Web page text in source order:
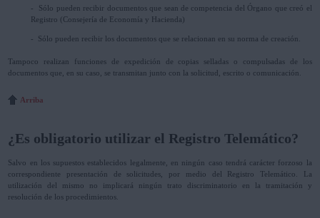
- Sólo pueden recibir documentos que sean de competencia del Órgano que creó el
Registro (Consejería de Economía y Hacienda)
- Sólo pueden recibir los documentos que se relacionan en su norma de creación.
Tampoco realizan funciones de expedición de copias selladas o compulsadas de los
documentos que, en su caso, se transmitan junto con la solicitud, escrito o comunicación.
Arriba
¿Es obligatorio utilizar el Registro Telemático?
Salvo en los supuestos establecidos legalmente, en ningún caso tendrá carácter forzoso la
correspondiente presentación de solicitudes, por medio del Registro Telemático. La
utilización del mismo no implicará ningún trato discriminatorio en la tramitación y
resolución de los procedimientos.